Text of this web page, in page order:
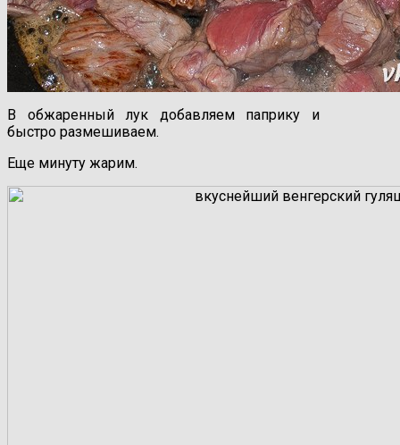
В обжаренный лук добавляем паприку и
быстро размешиваем.
Еще минуту жарим.